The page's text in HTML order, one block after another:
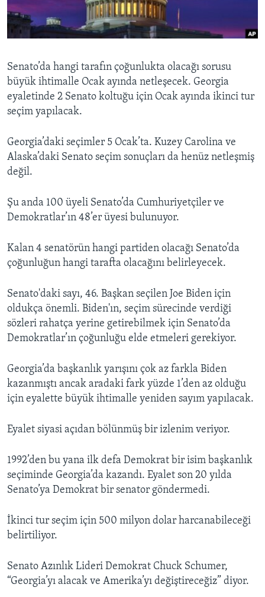
HAYATTAN
SANAT
BIZI TAKIP EDIN
Diller
Senato’da hangi tarafın çoğunlukta olacağı sorusu
büyük ihtimalle Ocak ayında netleşecek. Georgia
eyaletinde 2 Senato koltuğu için Ocak ayında ikinci tur
seçim yapılacak.
Georgia’daki seçimler 5 Ocak’ta. Kuzey Carolina ve
Alaska’daki Senato seçim sonuçları da henüz netleşmiş
değil.
Şu anda 100 üyeli Senato’da Cumhuriyetçiler ve
Demokratlar’ın 48’er üyesi bulunuyor.
Kalan 4 senatörün hangi partiden olacağı Senato’da
çoğunluğun hangi tarafta olacağını belirleyecek.
Senato'daki sayı, 46. Başkan seçilen Joe Biden için
oldukça önemli. Biden'ın, seçim sürecinde verdiği
sözleri rahatça yerine getirebilmek için Senato’da
Demokratlar’ın çoğunluğu elde etmeleri gerekiyor.
Georgia’da başkanlık yarışını çok az farkla Biden
kazanmıştı ancak aradaki fark yüzde 1’den az olduğu
için eyalette büyük ihtimalle yeniden sayım yapılacak.
Eyalet siyasi açıdan bölünmüş bir izlenim veriyor.
1992’den bu yana ilk defa Demokrat bir isim başkanlık
seçiminde Georgia’da kazandı. Eyalet son 20 yılda
Senato’ya Demokrat bir senator göndermedi.
İkinci tur seçim için 500 milyon dolar harcanabileceği
belirtiliyor.
Senato Azınlık Lideri Demokrat Chuck Schumer,
“Georgia’yı alacak ve Amerika’yı değiştireceğiz” diyor.